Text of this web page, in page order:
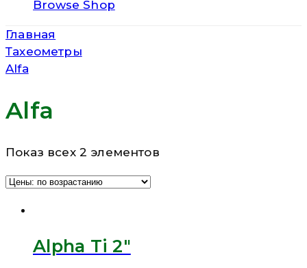
Browse Shop
Главная
Тахеометры
Alfa
Alfa
Показ всех 2 элементов
Alpha Ti 2″